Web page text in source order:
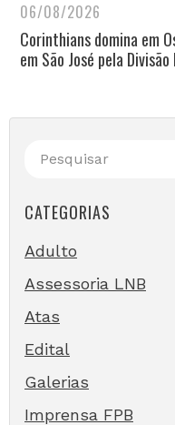
06/08/2026
Corinthians domina em
em São José pela Divisão
CATEGORIAS
Adulto
Assessoria LNB
Atas
Edital
Galerias
Imprensa FPB